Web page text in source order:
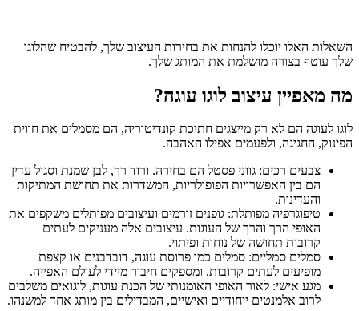
השאלות האלו יוכלו להנחות את בחירות העיצוב שלך, להבטיח שהלוגו
שלך עוטף בצורה מושלמת את המותג שלך.
מה מאפיין עיצוב לוגו עוגה?
לוגו לעוגה הם לא רק מייצגים חתיכת קונדיטוריה, הם מסמלים את חווית
הפינוק, החגיגה, ולפעמים אפילו האהבה.
צבעים רכים: גווני פסטל הם בחירה. ורוד רך, לבן שמנת וסגול עדין
הם בין האפשרויות הפופולריות, המשדרות את תחושת המתיקות
והעדינות.
טיפוגרפיה מפותלת: גופנים זורמים ועיצובים מפותלים משקפים את
האופי הרך והרך של העוגות. עיצובים אלה מעניקים לעתים
קרובות תחושה של נוחות ופיתוי.
סמלים סמליים: סמלים כמו פרוסת עוגה, דובדבנים או קצפת
מופיעים לעתים קרובות, ומספקים חיבור מיידי לעולם האפייה.
מגע אישי: לאור האופי האומנותי של הכנת עוגות, לוגואים משלבים
לרוב אלמנטים ייחודיים ואישיים, המבדילים בין מותג אחד למשנהו.